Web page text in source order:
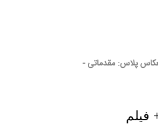
پلاس: مقدماتی -
فیلم